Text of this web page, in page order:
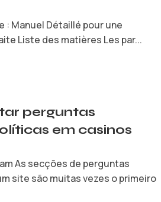
: Manuel Détaillé pour une
Liste des matières Les par...
perguntas
em casinos
As secções de perguntas
site são muitas vezes o primeiro